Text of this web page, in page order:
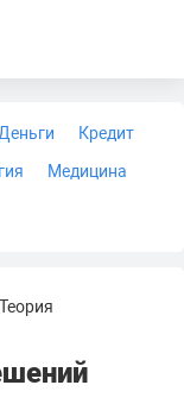
Деньги
Кредит
Медицина